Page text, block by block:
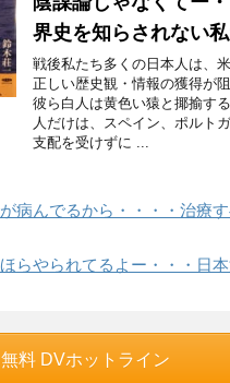
界史を知らされない
戦後私たち多くの日本人は、
正しい歴史観・情報の獲得が
彼ら白人は黄色い猿と揶揄す
人だけは、スペイン、ポルト
支配を受けずに ...
病んでるから・・・・治療
らやられてるよー・・・日本
DVホットライン